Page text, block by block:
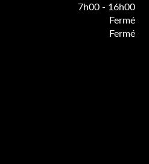
7h00 - 16h00
Fermé
Fermé